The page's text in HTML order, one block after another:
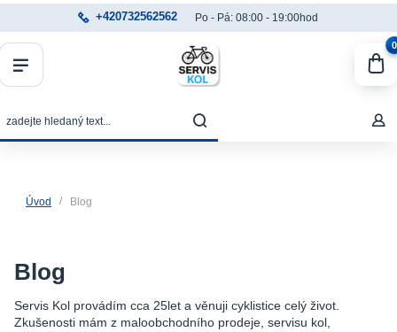
+420732562562 Po - Pá: 08:00 - 19:00hod
0
Úvod Blog
Blog
Servis Kol provádím cca 25let a věnuji cyklistice celý život.
Zkušenosti mám z maloobchodního prodeje, servisu kol,